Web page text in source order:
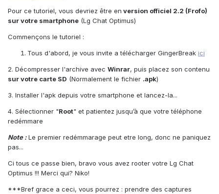
Pour ce tutoriel, vous devriez être en version officiel 2.2 (Frofo)
sur votre smartphone (Lg Chat Optimus)
Commençons le tutoriel :
Tous d'abord, je vous invite a télécharger GingerBreak ici
2. Décompresser l'archive avec Winrar, puis placez son contenu
sur votre carte SD (Normalement le fichier .apk)
3. Installer l'apk depuis votre smartphone et lancez-la...
4. Sélectionner "Root" et patientez jusqu’à que votre téléphone
redémmare
Note :Le premier redémmarage peut etre long, donc ne paniquez
pas...
Ci tous ce passe bien, bravo vous avez rooter votre Lg Chat
Optimus !!! Merci qui? Niko!
***Bref grace a ceci, vous pourrez : prendre des captures